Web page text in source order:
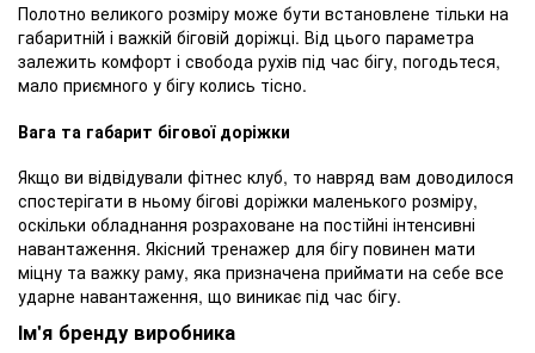
Полотно великого розміру може бути встановлене тільки на
габаритній і важкій біговій доріжці. Від цього параметра
залежить комфорт і свобода рухів під час бігу, погодьтеся,
мало приємного у бігу колись тісно.
Вага та габарит бігової доріжки
Якщо ви відвідували фітнес клуб, то навряд вам доводилося
спостерігати в ньому бігові доріжки маленького розміру,
оскільки обладнання розраховане на постійні інтенсивні
навантаження. Якісний тренажер для бігу повинен мати
міцну та важку раму, яка призначена приймати на себе все
ударне навантаження, що виникає під час бігу.
Ім'я бренду виробника